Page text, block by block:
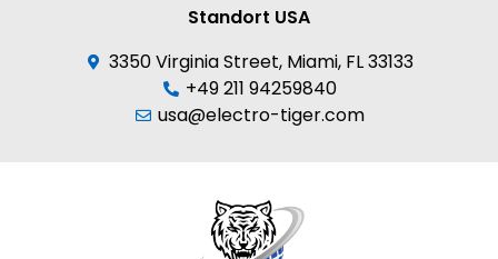
Standort USA
3350 Virginia Street, Miami, FL 33133
+49 211 94259840
usa@electro-tiger.com